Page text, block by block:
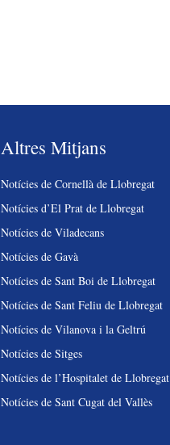
Altres Mitjans
Notícies de Cornellà de Llobregat
Notícies d’El Prat de Llobregat
Notícies de Viladecans
Notícies de Gavà
Notícies de Sant Boi de Llobregat
Notícies de Sant Feliu de Llobregat
Notícies de Vilanova i la Geltrú
Notícies de Sitges
Notícies de l’Hospitalet de Llobregat
Notícies de Sant Cugat del Vallès